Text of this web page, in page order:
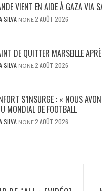
VIENT EN AIDE À GAZA VIA
SILVA NONE2 AOÛT 2026
DE QUITTER MARSEILLE
SILVA NONE2 AOÛT 2026
S’INSURGE : « NOUS
MONDIAL DE FOOTBALL
SILVA NONE2 AOÛT 2026